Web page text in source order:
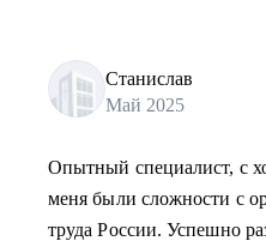
Станислав
Май 2025
Опытный специалист, с
меня были сложности с
труда России. Успешно